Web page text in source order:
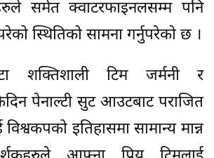
समेत क्वाटरफाइनलसम्म पनि
स्थितिको सामना गर्नुपरेको छ ।
शक्तिशाली टिम जर्मनी र
पेनाल्टी सुट आउटबाट पराजित
इतिहासमा सामान्य मान्न